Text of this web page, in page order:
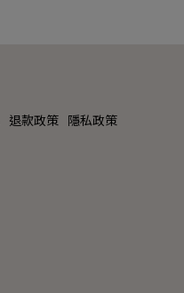
退款政策 隱私政策